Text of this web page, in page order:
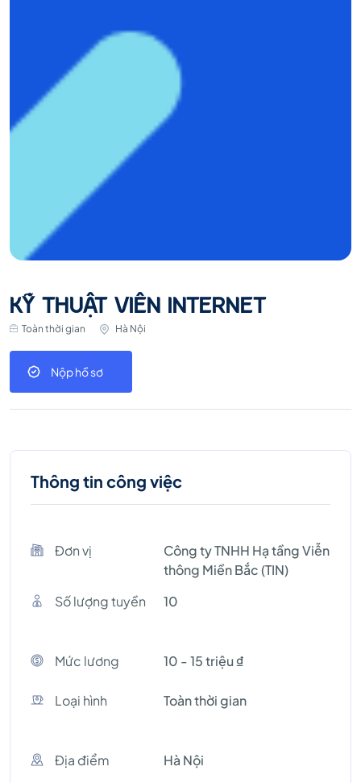
KỸ THUẬT VIÊN INTERNET
Toàn thời gian Hà Nội
Nộp hồ sơ
Thông tin công việc
Đơn vị
Công ty TNHH Hạ tầng Viễn
thông Miền Bắc (TIN)
Số lượng tuyền
10
Mức lương 10 - 15 triệu ₫
Loại hình Toàn thời gian
Địa điểm Hà Nội